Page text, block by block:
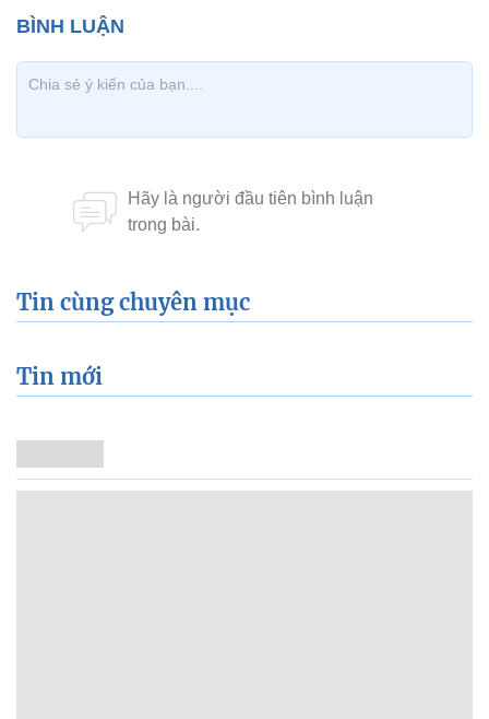
Tin cùng chuyên mục
Tin mới